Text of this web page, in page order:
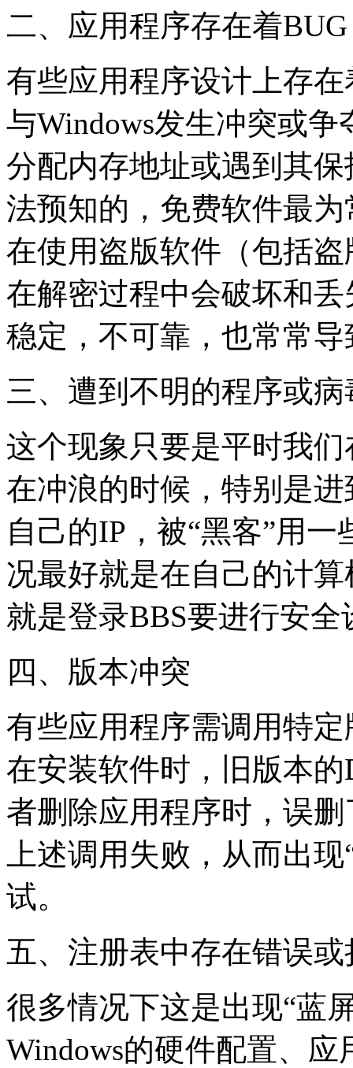
二、应用程序存在着BUG
有些应用程序设计上存
与Windows发生冲突或
分配内存地址或遇到其
法预知的，免费软件最
在使用盗版软件（包括
在解密过程中会破坏和
稳定，不可靠，也常常导
三、遭到不明的程序或
这个现象只要是平时我
在冲浪的时候，特别是
自己的IP，被“黑客”用
况最好就是在自己的计
就是登录BBS要进行安
四、版本冲突
有些应用程序需调用特
在安装软件时，旧版本
者删除应用程序时，误
上述调用失败，从而出
试。
五、注册表中存在错误或
很多情况下这是出现“蓝
Windows的硬件配置、